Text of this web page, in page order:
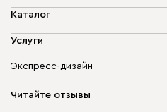
О компании
Доставка и оплата
диван.клуб
Карьера
Каталог
Мягкая мебель
Бескаркасная мебель
Столы и стулья
Услуги
Экспресс-дизайн
Читайте отзывы